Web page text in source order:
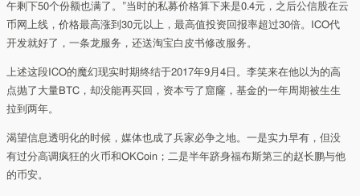
午剩下50个份额也满了。”当时的私募价格算下来是0.4元，之后公信股在云
币网上线，价格最高涨到30元以上，最高值投资回报率超过30倍。ICO代
开发就好了，一条龙服务，还送淘宝白皮书修改服务。
上述这段ICO的魔幻现实时期终结于2017年9月4日。李笑来在他以为的高
点抛了大量BTC，却没能再买回，资本亏了窟窿，基金的一年周期被生生
拉到两年。
渴望信息透明化的时候，媒体也成了兵家必争之地。一是实力早有，但没
有过分高调疯狂的火币和OKCoin；二是半年跻身福布斯第三的赵长鹏与他
的币安。